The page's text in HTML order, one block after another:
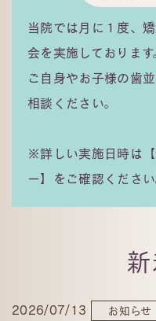
当院では月に１度、
会を実施しております
ご自身やお子様の歯
相談ください。
※詳しい実施日時は
ー】をご確認ください
2026/07/13 お知らせ